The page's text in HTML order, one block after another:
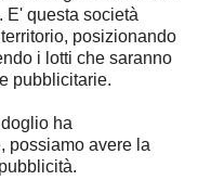
E' questa società
posizionando
i lotti che saranno
pubblicitarie.
ha
possiamo avere la